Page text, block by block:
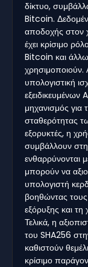
δίκτυο,
Bitcoin.
αποδοχής στον
έχει κρίσιμο
Bitcoin και
χρησιμοποιούν.
υπολογιστική
μηχανισμός για
σταθερότητας
εξορυκτές, η
συμβάλλουν στη
ενθαρρύνονται
μπορούν να
υπολογιστή
βοηθώντας
εξόρυξης και τη
Τελικά, η
του SHA256
καθιστούν
κρίσιμο